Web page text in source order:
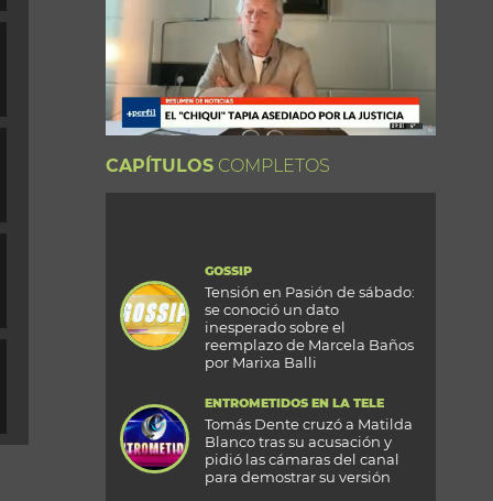
CAPÍTULOS COMPLETOS
GOSSIP
Tensión en Pasión de sábado:
se conoció un dato
inesperado sobre el
reemplazo de Marcela Baños
por Marixa Balli
ENTROMETIDOS EN LA TELE
Tomás Dente cruzó a Matilda
Blanco tras su acusación y
pidió las cámaras del canal
para demostrar su versión